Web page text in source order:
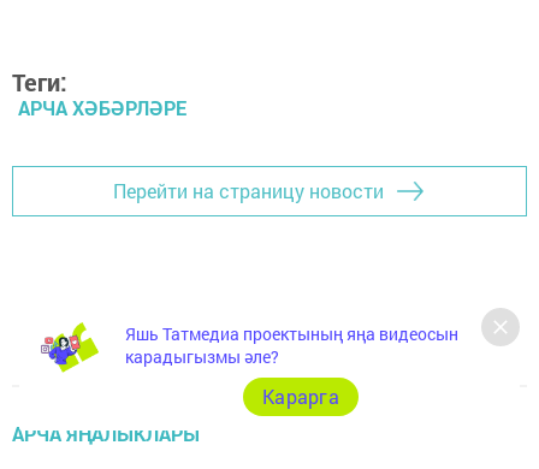
Теги:
АРЧА ХӘБӘРЛӘРЕ
Перейти на страницу новости
АРЧА ЯҢАЛЫКЛАРЫ
Яшь Татмедиа проектының яңа видеосын
карадыгызмы әле?
Карарга